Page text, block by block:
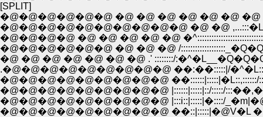
[SPLIT]
�@�@�@�@�@�@ �@ �@ �@ �@ �@ �@ �@
�@�@�@�@�@�@�@�@�@�@ �@ �@
�@�@�@�@ �@ �@ �@ �@ �@
�@�@�@�@�@�@ �@ �@ �@ /
�@ �@ �@ �@ �@ �@ �@ .' ::::::::/
.�@�@�@�@�@�@�@�@�@ ��:��:::::|/
�@�@�@�@�@�@�@�@�@ ��::::::|:::::|�L::,::::::/:::/
�@�@�@�@�@�@�@�@�@ |::::::|:::::|::/:::::/
�@�@�@�@�@�@�@�@�@ |:::i::|:::::|�::::/
�@�@�@�@�@�@�@�@�@ ��::|:::::|�@V�L